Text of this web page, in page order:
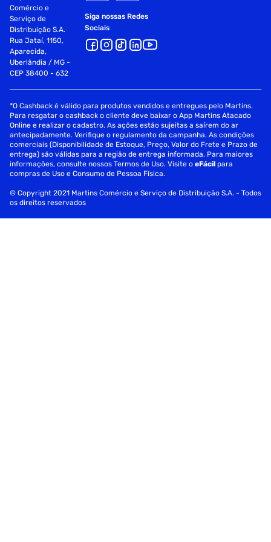
Comércio e
Serviço de
Distribuição S.A.
Rua Jataí, 1150,
Aparecida,
Uberlândia / MG -
CEP 38400 - 632
Siga nossas Redes
Sociais
*O Cashback é válido para produtos vendidos e entregues pelo Martins.
Para resgatar o cashback o cliente deve baixar o App Martins Atacado
Online e realizar o cadastro. As ações estão sujeitas a saírem do ar
antecipadamente. Verifique o regulamento da campanha. As condições
comerciais (Disponibilidade de Estoque, Preço, Valor do Frete e Prazo de
entrega) são válidas para a região de entrega informada. Para maiores
informações, consulte nossos Termos de Uso. Visite oeFácil para
compras de Uso e Consumo de Pessoa Física.
© Copyright 2021 Martins Comércio e Serviço de Distribuição S.A. - Todos
os direitos reservados